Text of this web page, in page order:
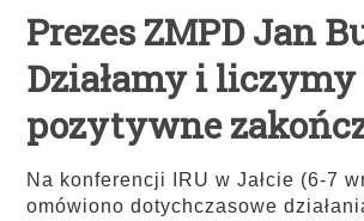
Prezes ZMPD Jan
Działamy i liczymy
pozytywne
Na konferencji IRU w Jałcie (6-7
omówiono dotychczasowe